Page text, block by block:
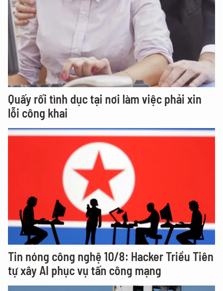
Quấy rối tình dục tại nơi làm việc phải xin
lỗi công khai
Tin nóng công nghệ 10/8: Hacker Triều Tiên
tự xây AI phục vụ tấn công mạng